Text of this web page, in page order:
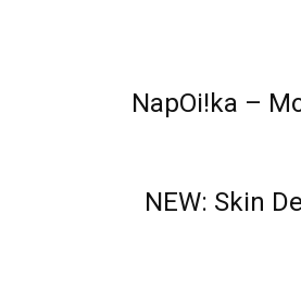
NapOi!ka –
NEW: Skin